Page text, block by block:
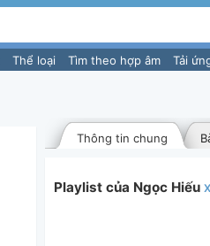
Thể loại Tìm theo hợp âm Tải
Thông tin chung
Playlist của Ngọc Hiếu